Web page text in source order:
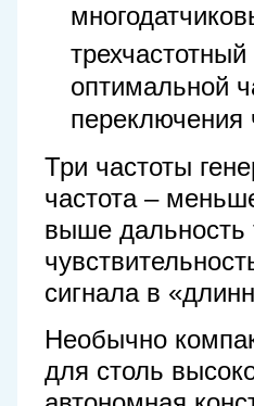
оптимальной
переключения
Три частоты
частота –
выше
сигнала в
Необычно
для столь